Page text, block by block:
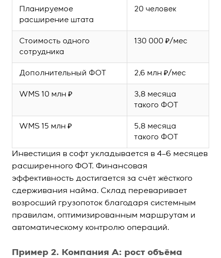
Планируемое
расширение штата
20 человек
Стоимость одного
сотрудника
130 000 ₽/мес
Дополнительный ФОТ 2,6 млн ₽/мес
WMS 10 млн ₽
3,8 месяца
такого ФОТ
WMS 15 млн ₽
5,8 месяца
такого ФОТ
Инвестиция в софт укладывается в 4–6 месяцев
расширенного ФОТ. Финансовая
эффективность достигается за счёт жёсткого
сдерживания найма. Склад переваривает
возросший грузопоток благодаря системным
правилам, оптимизированным маршрутам и
автоматическому контролю операций.
Пример 2. Компания А: рост объёма